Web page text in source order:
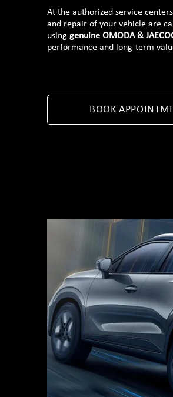
At the authorized service
and repair of your vehicle are
using genuine OMODA &
performance and long-term
BOOK